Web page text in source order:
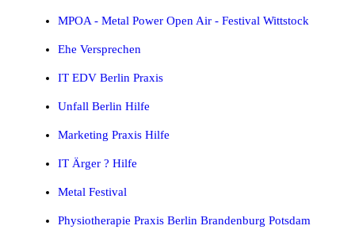
MPOA - Metal Power Open Air - Festival Wittstock
Ehe Versprechen
IT EDV Berlin Praxis
Unfall Berlin Hilfe
Marketing Praxis Hilfe
IT Ärger ? Hilfe
Metal Festival
Physiotherapie Praxis Berlin Brandenburg Potsdam